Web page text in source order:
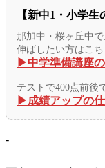
【新中1・小学生
那加中・桜ヶ丘中
伸ばしたい方はこち
▶︎中学準備講座
テストで400点前後
▶︎成績アップの
-